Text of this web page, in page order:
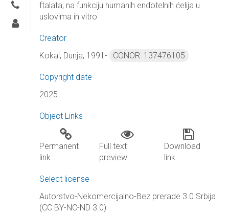
CONTACTS
ftalata, na funkciju humanih endotelnih ćelija u
uslovima in vitro
Creator
Kokai, Dunja, 1991-
CONOR: 137476105
Copyright date
2025
Object Links
Permanent
link
Full text
preview
Download
link
Select license
Autorstvo-Nekomercijalno-Bez prerade 3.0 Srbija
(CC BY-NC-ND 3.0)